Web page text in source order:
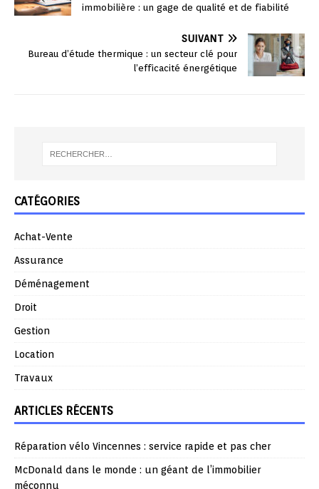
immobilière : un gage de qualité et de fiabilité
SUIVANT
Bureau d’étude thermique : un secteur clé pour
l’efficacité énergétique
CATÉGORIES
Achat-Vente
Assurance
Déménagement
Droit
Gestion
Location
Travaux
ARTICLES RÉCENTS
Réparation vélo Vincennes : service rapide et pas cher
McDonald dans le monde : un géant de l’immobilier
méconnu